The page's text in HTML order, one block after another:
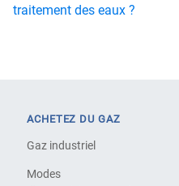
traitement des eaux ?
ACHETEZ DU GAZ
Gaz industriel
Modes